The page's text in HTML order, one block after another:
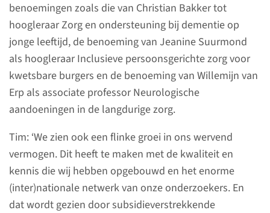
benoemingen zoals die van Christian Bakker tot
hoogleraar Zorg en ondersteuning bij dementie op
jonge leeftijd, de benoeming van Jeanine Suurmond
als hoogleraar Inclusieve persoonsgerichte zorg voor
kwetsbare burgers en de benoeming van Willemijn van
Erp als associate professor Neurologische
aandoeningen in de langdurige zorg.
Tim: ‘We zien ook een flinke groei in ons wervend
vermogen. Dit heeft te maken met de kwaliteit en
kennis die wij hebben opgebouwd en het enorme
(inter)nationale netwerk van onze onderzoekers. En
dat wordt gezien door subsidieverstrekkende
‘We zijn een dynamische,
continu groeiende afdeling. Wij
hebben oog voor verdieping en
differentiatie, en tegelijkertijd
stimuleren we de onderlinge
samenwerking en de
verbinding met onze externe
partners. Het afgelopen jaar
hebben we weer belangrijke
stappen gezet, waardoor we
veel jonge talenten aan ons
konden binden.’